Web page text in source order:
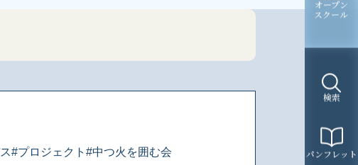
オープン
スクール
検索
パンフレット
#プロジェクト #中つ火を囲む会